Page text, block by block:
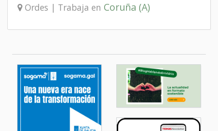
Ordes | Trabaja en Coruña (A)